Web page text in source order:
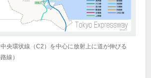
央環状線（C2）を中心に放射上に道が伸びる
線）